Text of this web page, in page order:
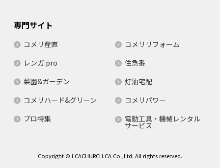
専門サイト
コメリ産直
コメリリフォーム
レンガ.pro
住急番
菜園&ガーデン
灯油宅配
コメリハード&グリーン
コメリパワー
プロ特集
電動工具・機械レンタル
サービス
Copyright © LCACHURCH.CA Co.,Ltd. All rights reserved.